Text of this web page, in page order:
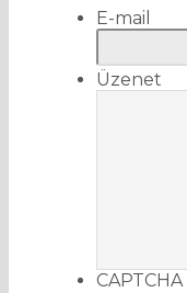
E-mail
Üzenet
CAPTCHA